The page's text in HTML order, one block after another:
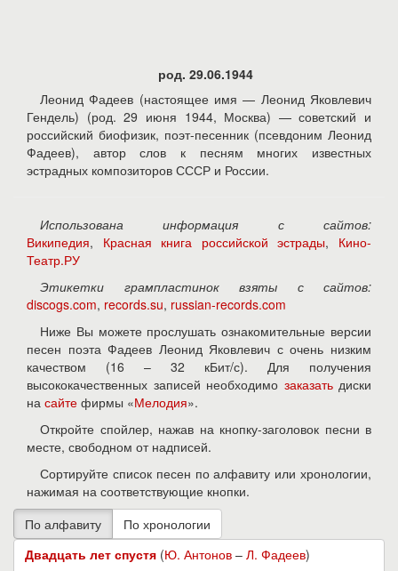
род. 29.06.1944
Леонид Фадеев (настоящее имя — Леонид Яковлевич
Гендель) (род. 29 июня 1944, Москва) — советский и
российский биофизик, поэт-песенник (псевдоним Леонид
Фадеев), автор слов к песням многих известных
эстрадных композиторов СССР и России.
Использована информация с сайтов:
Википедия, Красная книга российской эстрады, Кино-
Театр.РУ
Этикетки грампластинок взяты с сайтов:
discogs.com, records.su, russian-records.com
Ниже Вы можете прослушать ознакомительные версии
песен поэта Фадеев Леонид Яковлевич с очень низким
качеством (16 – 32 кБит/с). Для получения
высококачественных записей необходимо заказатьдиски
на сайте фирмы «Мелодия».
Откройте спойлер, нажав на кнопку-заголовок песни в
месте, свободном от надписей.
Сортируйте список песен по алфавиту или хронологии,
нажимая на соответствующие кнопки.
Двадцать лет спустя (Ю. Антонов – Л. Фадеев)